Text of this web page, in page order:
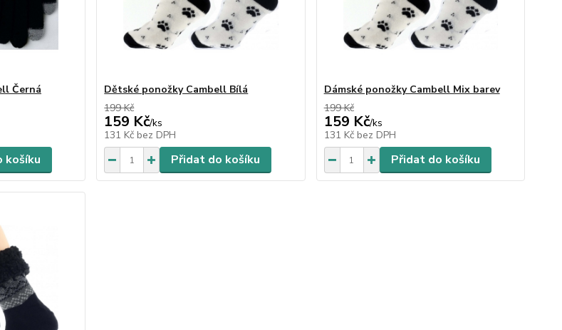
Černá
košíku
Dětské ponožky Cambell Bílá
199 Kč
159 Kč/ks
131 Kč bez DPH
Přidat do košíku
Dámské ponožky Cambell Mix barev
199 Kč
159 Kč/ks
131 Kč bez DPH
Přidat do košíku